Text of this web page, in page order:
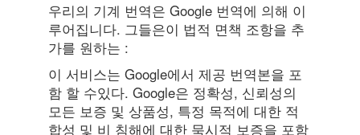
우리의 기계 번역은 Google 번역에 의해 이
루어집니다. 그들은이 법적 면책 조항을 추
가를 원하는 :
이 서비스는 Google에서 제공 번역본을 포
함 할 수있다. Google은 정확성, 신뢰성의
모든 보증 및 상품성, 특정 목적에 대한 적
합성 및 비 침해에 대한 묵시적 보증을 포함